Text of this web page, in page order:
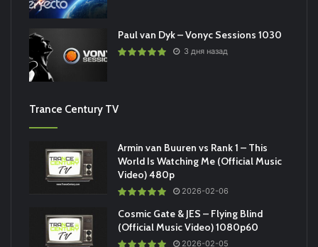
Paul van Dyk – Vonyc Sessions 1030
3 дня назад
Trance Century TV
Armin van Buuren vs Rank 1 – This
World Is Watching Me (Official Music
Video) 480p
2026-02-06
Cosmic Gate & JES – Flying Blind
(Official Music Video) 1080p60
2026-02-05